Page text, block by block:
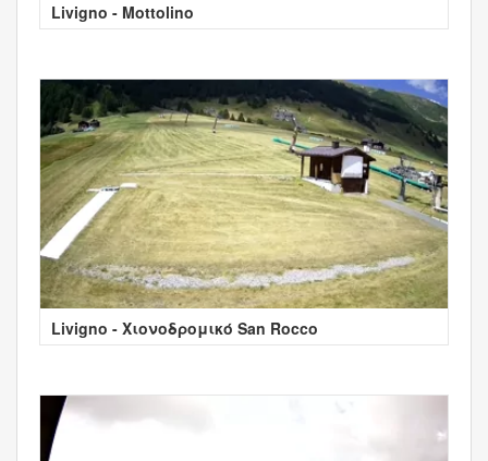
Livigno - Mottolino
Livigno - Χιονοδρομικό San Rocco